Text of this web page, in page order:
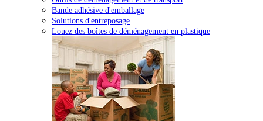
Bande adhésive d'emballage
Solutions d'entreposage
Louez des boîtes de déménagement en plastique